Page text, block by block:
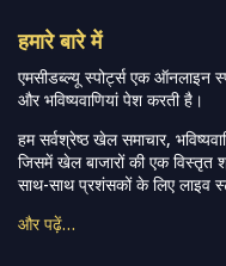
हमारे बारे में
एमसीडब्ल्यू स्पोर्ट्स एक ऑनलाइन
और भविष्यवाणियां पेश करती है।
हम सर्वश्रेष्ठ खेल समाचार,
जिसमें खेल बाजारों की एक
साथ-साथ प्रशंसकों के लिए लाइव
और पढ़ें…